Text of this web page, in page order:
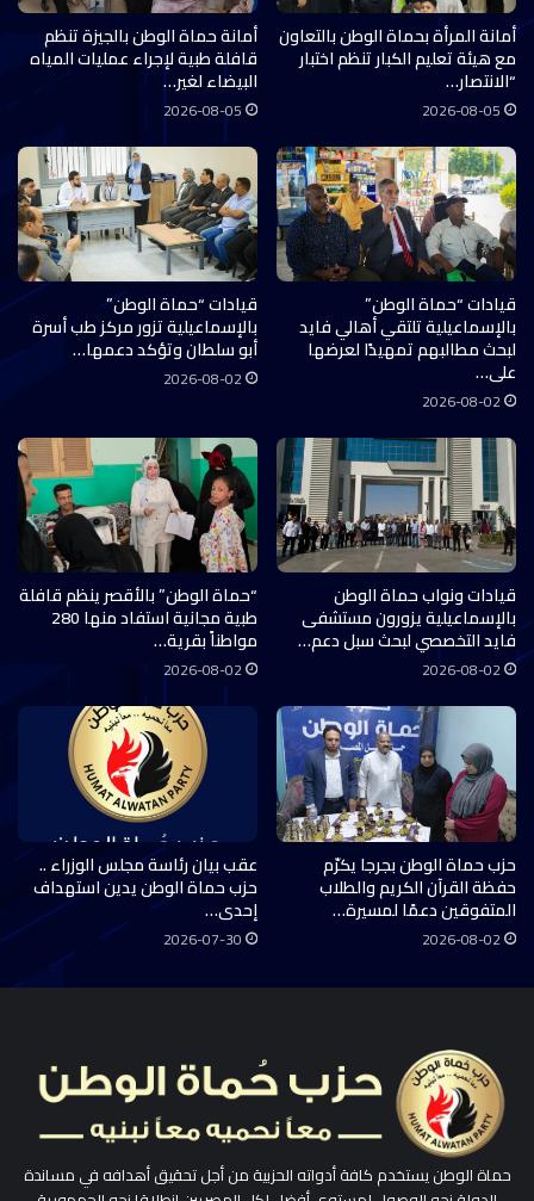
أمانة المرأة بحماة الوطن بالتعاون
مع هيئة تعليم الكبار تنظم اختبار
“الانتصار…
2026-08-05
أمانة حماة الوطن بالجيزة تنظم
قافلة طبية لإجراء عمليات المياه
البيضاء لغير…
2026-08-05
قيادات “حماة الوطن”
بالإسماعيلية تلتقي أهالي فايد
لبحث مطالبهم تمهيدًا لعرضها
على…
2026-08-02
قيادات “حماة الوطن”
بالإسماعيلية تزور مركز طب أسرة
أبو سلطان وتؤكد دعمها…
2026-08-02
قيادات ونواب حماة الوطن
بالإسماعيلية يزورون مستشفى
فايد التخصصي لبحث سبل دعم…
2026-08-02
“حماة الوطن” بالأقصر ينظم قافلة
طبية مجانية استفاد منها 280
مواطناً بقرية…
2026-08-02
حزب حماة الوطن بجرجا يكرّم
حفظة القرآن الكريم والطلاب
المتفوقين دعمًا لمسيرة…
2026-08-02
عقب بيان رئاسة مجلس الوزراء ..
حزب حماة الوطن يدين استهداف
إحدى…
2026-07-30
حماة الوطن يستخدم كافة أدواته الحزبية من أجل تحقيق أهدافه في مساندة